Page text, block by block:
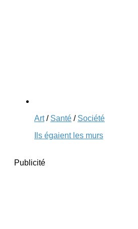
Art/ Santé / Société
Ils égaient les murs
Publicité